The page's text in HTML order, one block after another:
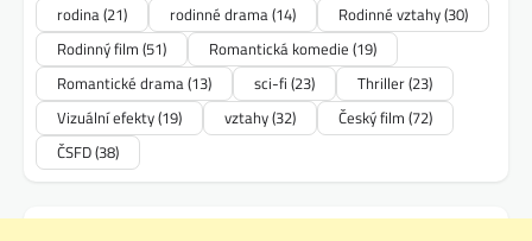
rodina(21) rodinné drama(14) Rodinné vztahy(30)
Rodinný film (51) Romantická komedie (19)
Romantické drama(13) sci-fi (23) Thriller(23)
Vizuální efekty(19) vztahy(32) Český film (72)
ČSFD(38)